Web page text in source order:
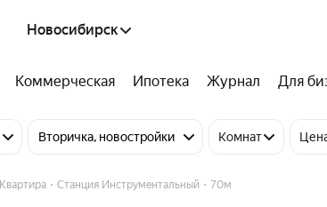
Новосибирск
Коммерческая Ипотека Журнал Для
Вторичка, новостройки Комнат
Квартира Станция Инструментальный 70м